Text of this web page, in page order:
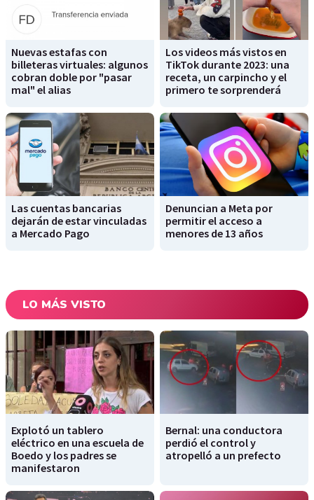
Nuevas estafas con
billeteras virtuales: algunos
cobran doble por "pasar
mal" el alias
Los videos más vistos en
TikTok durante 2023: una
receta, un carpincho y el
primero te sorprenderá
Las cuentas bancarias
dejarán de estar vinculadas
a Mercado Pago
Denuncian a Meta por
permitir el acceso a
menores de 13 años
LO MÁS VISTO
Explotó un tablero
eléctrico en una escuela de
Boedo y los padres se
manifestaron
Bernal: una conductora
perdió el control y
atropelló a un prefecto